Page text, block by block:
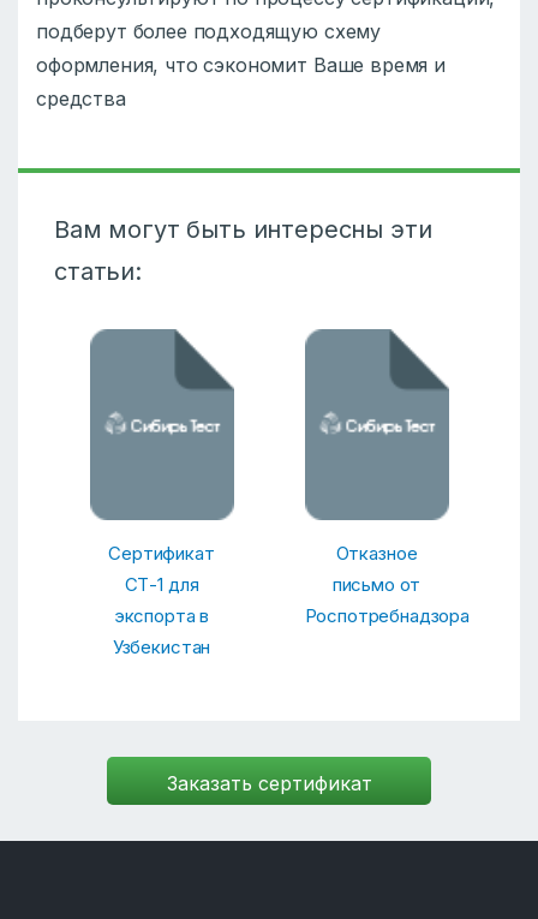
подберут более подходящую схему
оформления, что сэкономит Ваше время и
средства
Вам могут быть интересны эти
статьи:
Сертификат
СТ-1 для
экспорта в
Узбекистан
Отказное
письмо от
Роспотребнадзора